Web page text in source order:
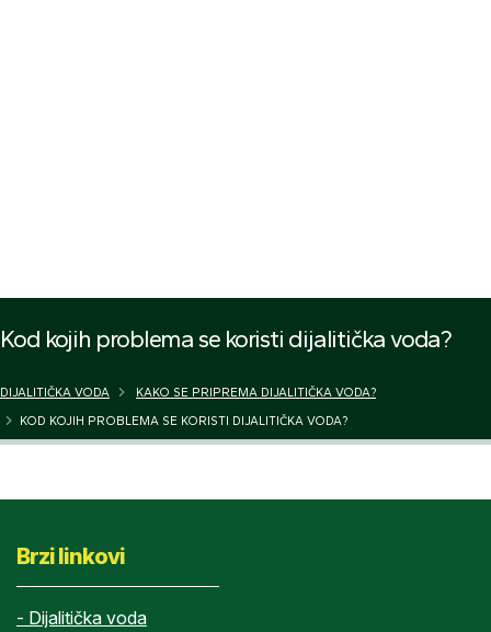
Kod kojih problema se koristi dijalitička voda?
DIJALITIČKA VODA
KAKO SE PRIPREMA DIJALITIČKA VODA?
KOD KOJIH PROBLEMA SE KORISTI DIJALITIČKA VODA?
Brzi linkovi
- Dijalitička voda